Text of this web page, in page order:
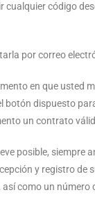
código
por correo
en que usted
dispuesto
un contrato
posible,
y registro
como un